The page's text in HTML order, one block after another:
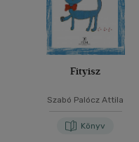
Fityisz
Szabó Palócz Attila
Könyv